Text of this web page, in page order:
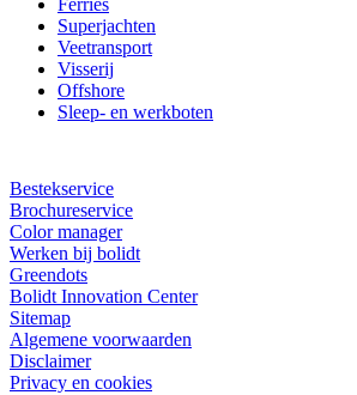
Ferries
Superjachten
Veetransport
Visserij
Offshore
Sleep- en werkboten
Bestekservice
Brochureservice
Color manager
Werken bij bolidt
Greendots
Bolidt Innovation Center
Sitemap
Algemene voorwaarden
Disclaimer
Privacy en cookies